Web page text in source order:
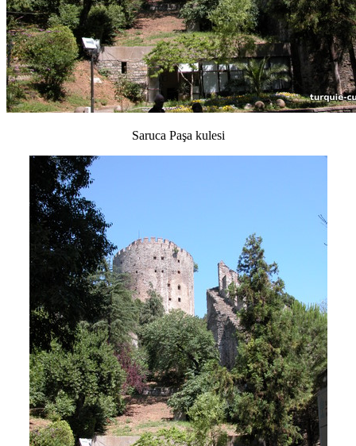
Saruca Paşa kulesi